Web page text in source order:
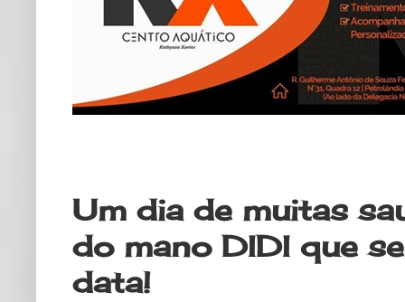
Um dia de muitas
do mano DIDI que
data!